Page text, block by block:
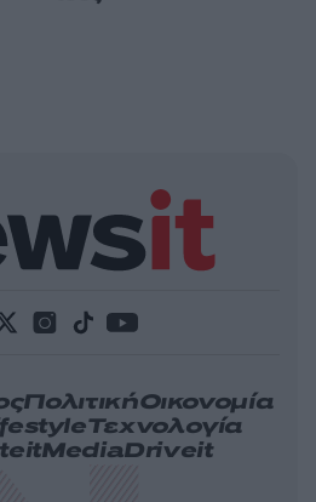
ΠολιτικήΟικονομία
Τεχνολογία
MediaDriveit